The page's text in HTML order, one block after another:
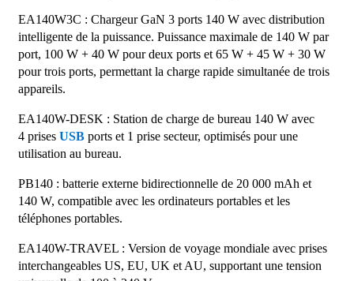
EA140W3C : Chargeur GaN 3 ports 140 W avec distribution
intelligente de la puissance. Puissance maximale de 140 W par
port, 100 W + 40 W pour deux ports et 65 W + 45 W + 30 W
pour trois ports, permettant la charge rapide simultanée de trois
appareils.
EA140W-DESK : Station de charge de bureau 140 W avec
4 prises USBports et 1 prise secteur, optimisés pour une
utilisation au bureau.
PB140 : batterie externe bidirectionnelle de 20 000 mAh et
140 W, compatible avec les ordinateurs portables et les
téléphones portables.
EA140W-TRAVEL : Version de voyage mondiale avec prises
interchangeables US, EU, UK et AU, supportant une tension